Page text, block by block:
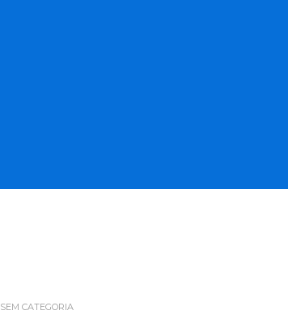
SEM CATEGORIA